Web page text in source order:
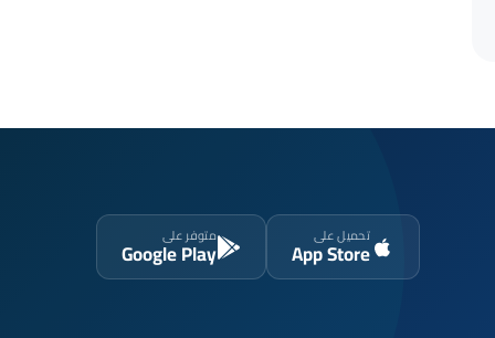
تحميل على
App Store
متوفر على
Google Play